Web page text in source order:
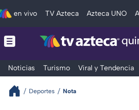
en vivo TV Azteca Azteca UNO
Noticias Turismo Viral y Tendencia
Deportes Nota